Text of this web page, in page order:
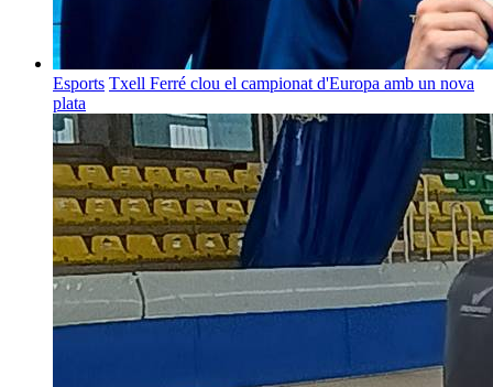
Esports Txell Ferré clou el campionat d'Europa amb un nova
plata